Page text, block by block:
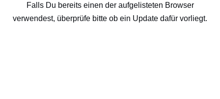
Falls Du bereits einen der aufgelisteten Browser
verwendest, überprüfe bitte ob ein Update dafür vorliegt.